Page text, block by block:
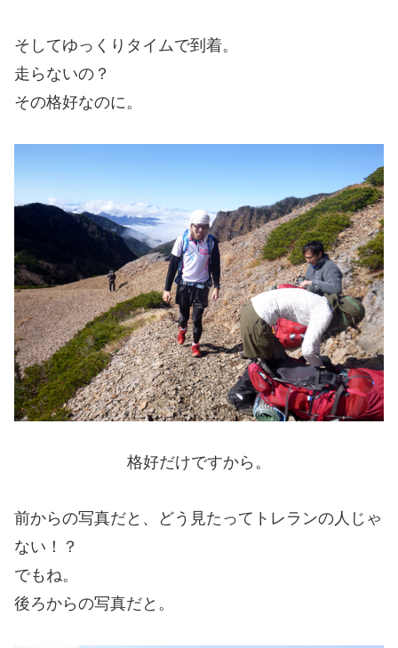
そしてゆっくりタイムで到着。
走らないの？
その格好なのに。
格好だけですから。
前からの写真だと、どう見たってトレランの人じゃ
ない！？
でもね。
後ろからの写真だと。